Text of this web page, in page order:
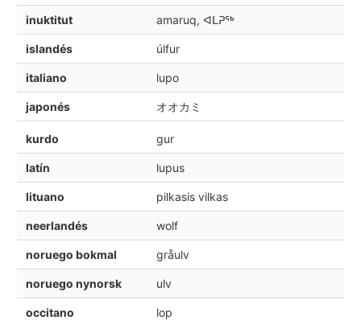
inuktitut amaruq, ᐊᒪᕈᖅ
islandés úlfur
italiano lupo
japonés オオカミ
kurdo gur
latín lupus
lituano pilkasis vilkas
neerlandés wolf
noruego bokmal gråulv
noruego nynorsk ulv
occitano lop